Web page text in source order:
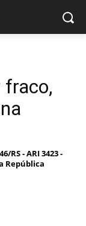
fraco,
RS - ARI 3423 -
República